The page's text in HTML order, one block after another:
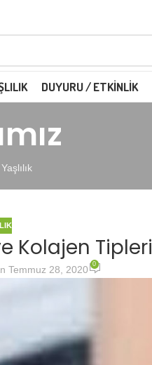
DUYURU / ETKINLIK
Kolajen Tipleri
Temmuz 28, 2020 0